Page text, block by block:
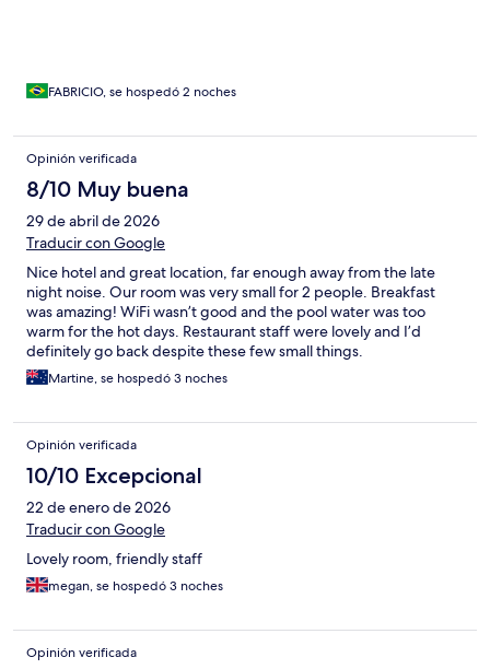
FABRICIO, se hospedó 2 noches
Opinión verificada
8/10 Muy buena
29 de abril de 2026
Traducir con Google
Nice hotel and great location, far enough away from the late
night noise. Our room was very small for 2 people. Breakfast
was amazing! WiFi wasn’t good and the pool water was too
warm for the hot days. Restaurant staff were lovely and I’d
definitely go back despite these few small things.
Martine, se hospedó 3 noches
Opinión verificada
10/10 Excepcional
22 de enero de 2026
Traducir con Google
Lovely room, friendly staff
megan, se hospedó 3 noches
Opinión verificada